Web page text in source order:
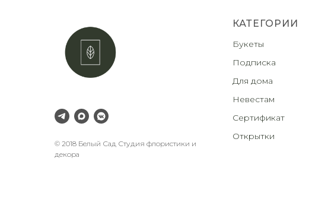
© 2018 Белый Сад Студия флористики и
декора
КАТЕГОРИИ
Букеты
Подписка
Для дома
Невестам
Сертификат
Открытки